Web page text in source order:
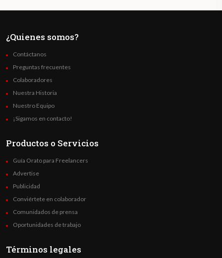
¿Quienes somos?
Contáctanos
Preguntas frecuentes
Colaboradores
Nuestra Historia
Nuestro Equipo
¡Sigamos en contacto!
Productos o Servicios
Guía Orato para Freelancers
Advertise
Publicidad
Conviértete en colaborador
Comunidados de prensa
Oportunidades de trabajo
Términos legales